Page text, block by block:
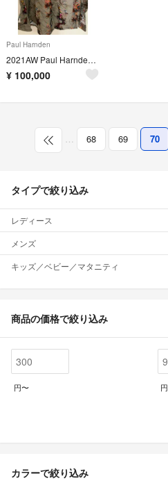
Paul Harnden
2021AW Paul Harnden ポールハーデン シャツ
¥ 100,000
… 68 69 70
タイプで絞り込み
レディース
メンズ
キッズ／ベビー／マタニティ
商品の価格で絞り込み
円〜 円
カラーで絞り込み